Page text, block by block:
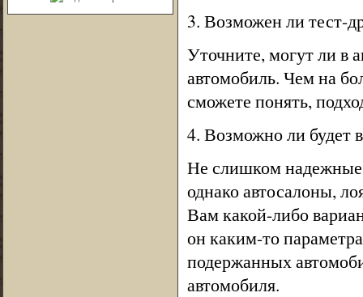
3. Возможен ли тест-
Уточните, могут ли в
автомобиль. Чем на
сможете понять,
4. Возможно ли будет
Не слишком надежные
однако автосалоны,
Вам какой-либо
он каким-то
подержанных
автомобиля.